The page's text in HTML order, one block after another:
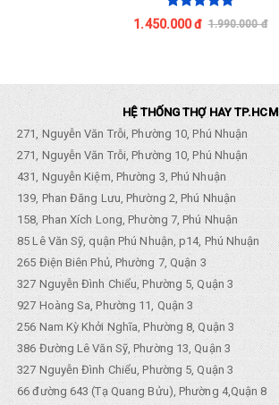
1.450.000 đ 1.990.000 đ
HỆ THỐNG THỢ HAY TP.HCM
271, Nguyễn Văn Trỗi, Phường 10, Phú Nhuận
271, Nguyễn Văn Trỗi, Phường 10, Phú Nhuận
431, Nguyễn Kiệm, Phường 3, Phú Nhuận
139, Phan Đăng Lưu, Phường 2, Phú Nhuận
158, Phan Xích Long, Phường 7, Phú Nhuận
85 Lê Văn Sỹ, quận Phú Nhuận, p14, Phú Nhuận
265 Điện Biên Phủ, Phường 7, Quận 3
327 Nguyễn Đình Chiểu, Phường 5, Quận 3
927 Hoàng Sa, Phường 11, Quận 3
256 Nam Kỳ Khởi Nghĩa, Phường 8, Quận 3
386 Đường Lê Văn Sỹ, Phường 13, Quận 3
327 Nguyễn Đình Chiểu, Phường 5, Quận 3
66 đường 643 (Tạ Quang Bửu), Phường 4,Quận 8